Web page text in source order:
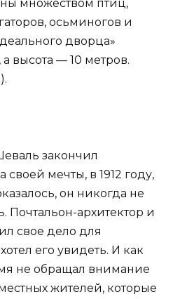
множеством птиц,
осьминогов и
дворца»
а высота — 10 метров.
закончил
своей мечты, в 1912 году,
он никогда не
Почтальон-архитектор и
свое дело для
его увидеть. И как
не обращал внимание
жителей, которые